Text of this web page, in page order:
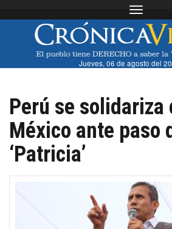
Toggle
Jueves, 06 de agosto del
Perú se solidariza
México ante paso
‘Patricia’